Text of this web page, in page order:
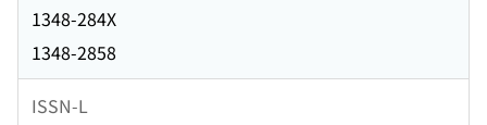
1348-284X
1348-2858
ISSN-L